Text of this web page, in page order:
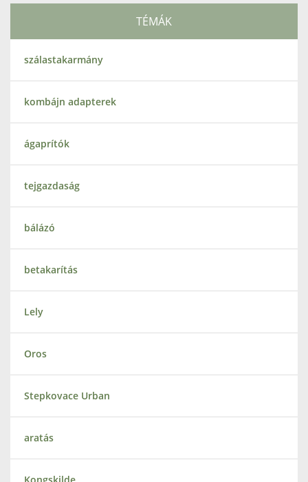
TÉMÁK
szálastakarmány
kombájn adapterek
ágaprítók
tejgazdaság
bálázó
betakarítás
Lely
Oros
Stepkovace Urban
aratás
Kongskilde